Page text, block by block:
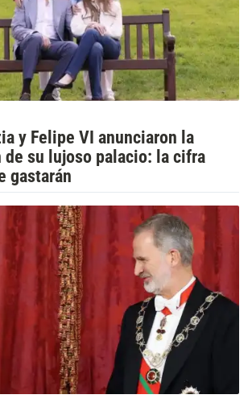
y Felipe VI anunciaron la
de su lujoso palacio: la cifra
gastarán